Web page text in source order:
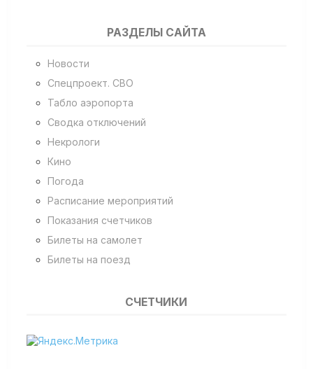
РАЗДЕЛЫ САЙТА
Новости
Спецпроект. СВО
Табло аэропорта
Сводка отключений
Некрологи
Кино
Погода
Расписание мероприятий
Показания счетчиков
Билеты на самолет
Билеты на поезд
СЧЕТЧИКИ